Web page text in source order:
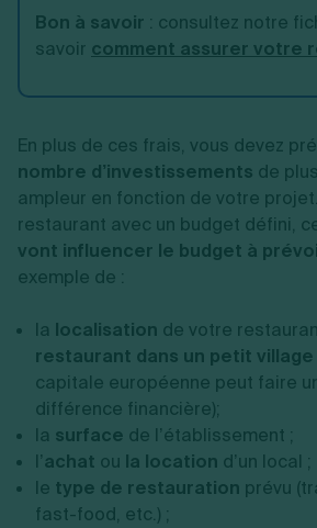
Bon à savoir : consultez notre
savoir comment assurer votre
En plus de ces frais, vous devez
nombre d’investissements de
ampleur en fonction de votre
restaurant avec un budget défini,
vont influencer le budget à
exemple de :
la localisation de votre
restaurant dans un petit village
capitale européenne peut faire
différence financière);
la surface de l’établissement ;
l’achat ou la location d’un local ;
le type de restauration prévu
fast-food, etc.) ;